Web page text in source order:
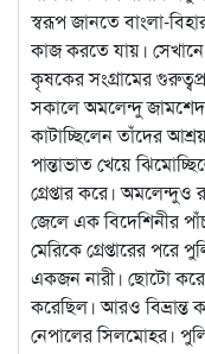
স্বরূপ জানতে বাংলা-
কাজ করতে যায়। সেখানে
কৃষকের সংগ্রামের
সকালে অমলেন্দু
কাটাচ্ছিলেন তাঁদের
পান্তাভাত খেয়ে
গ্রেপ্তার করে। অমলেন্দুও
জেলে এক বিদেশিনীর
মেরিকে গ্রেপ্তারের
একজন নারী। ছোটো করে
করেছিল। আরও বিভ্রান্ত
নেপালের সিলমোহর।